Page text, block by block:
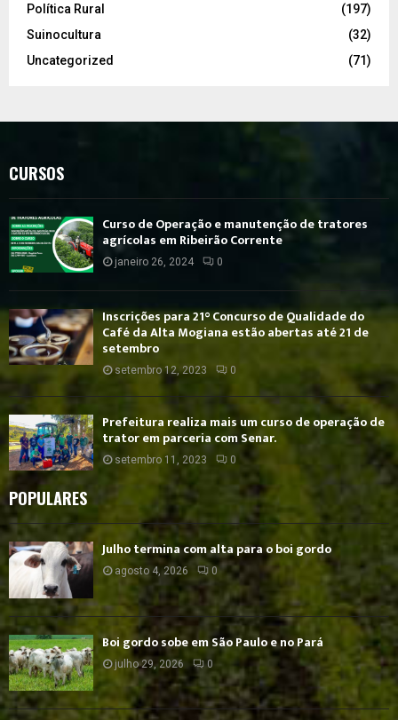
Política Rural
(197)
Suinocultura
(32)
Uncategorized
(71)
CURSOS
Curso de Operação e manutenção de tratores
agrícolas em Ribeirão Corrente
janeiro 26, 2024 0
Inscrições para 21° Concurso de Qualidade do
Café da Alta Mogiana estão abertas até 21 de
setembro
setembro 12, 2023 0
Prefeitura realiza mais um curso de operação de
trator em parceria com Senar.
setembro 11, 2023 0
POPULARES
Julho termina com alta para o boi gordo
agosto 4, 2026 0
Boi gordo sobe em São Paulo e no Pará
julho 29, 2026 0